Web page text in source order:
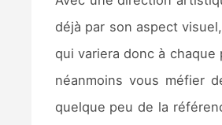
déjà par son aspect
qui variera donc à
néanmoins vous méfier
quelque peu de la